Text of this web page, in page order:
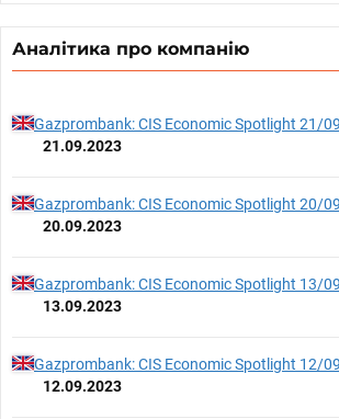
Аналітика про компанію
Gazprombank: CIS Economic Spotlight 21/
21.09.2023
Gazprombank: CIS Economic Spotlight 20/
20.09.2023
Gazprombank: CIS Economic Spotlight 13/
13.09.2023
Gazprombank: CIS Economic Spotlight 12/
12.09.2023